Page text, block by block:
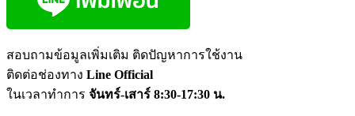
สอบถามข้อมูลเพิ่มเติม ติดปัญหาการใช้งาน
ติดต่อช่องทาง Line Official
ในเวลาทำการ จันทร์-เสาร์ 8:30-17:30 น.